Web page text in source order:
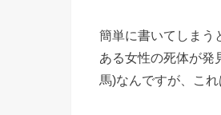
簡単に書いてしまう
ある女性の死体が発
馬)なんですが、こ